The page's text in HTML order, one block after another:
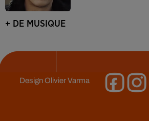
+ DE MUSIQUE
DesignOlivier Varma